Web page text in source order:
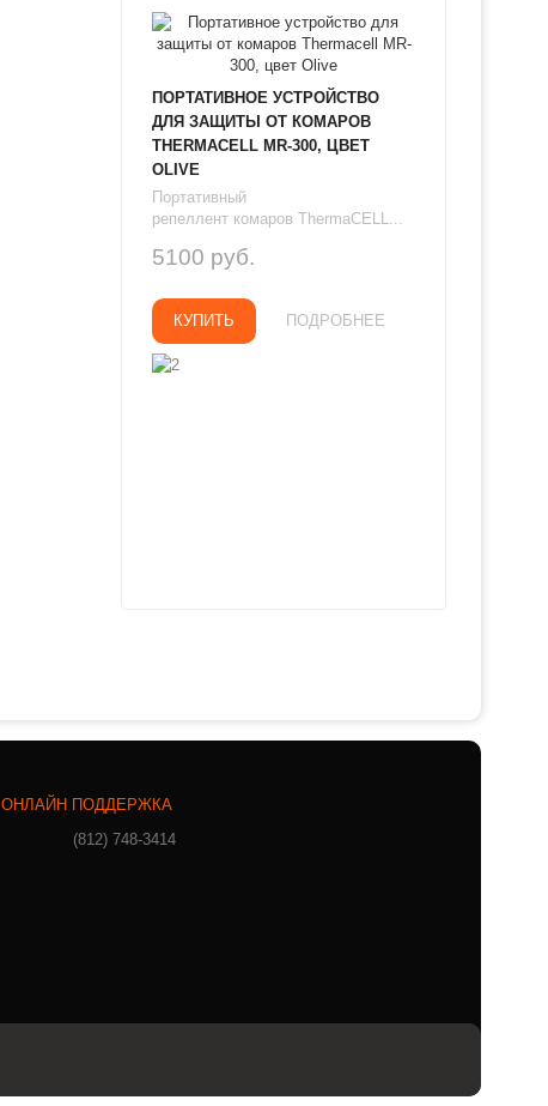
ПОРТАТИВНОЕ УСТРОЙСТВО
ДЛЯ ЗАЩИТЫ ОТ КОМАРОВ
THERMAСЕLL MR-300, ЦВЕТ
OLIVE
Портативный
репеллент комаров ThermaCELL...
5100 руб.
КУПИТЬ ПОДРОБНЕЕ
ОНЛАЙН ПОДДЕРЖКА
(812) 748-3414